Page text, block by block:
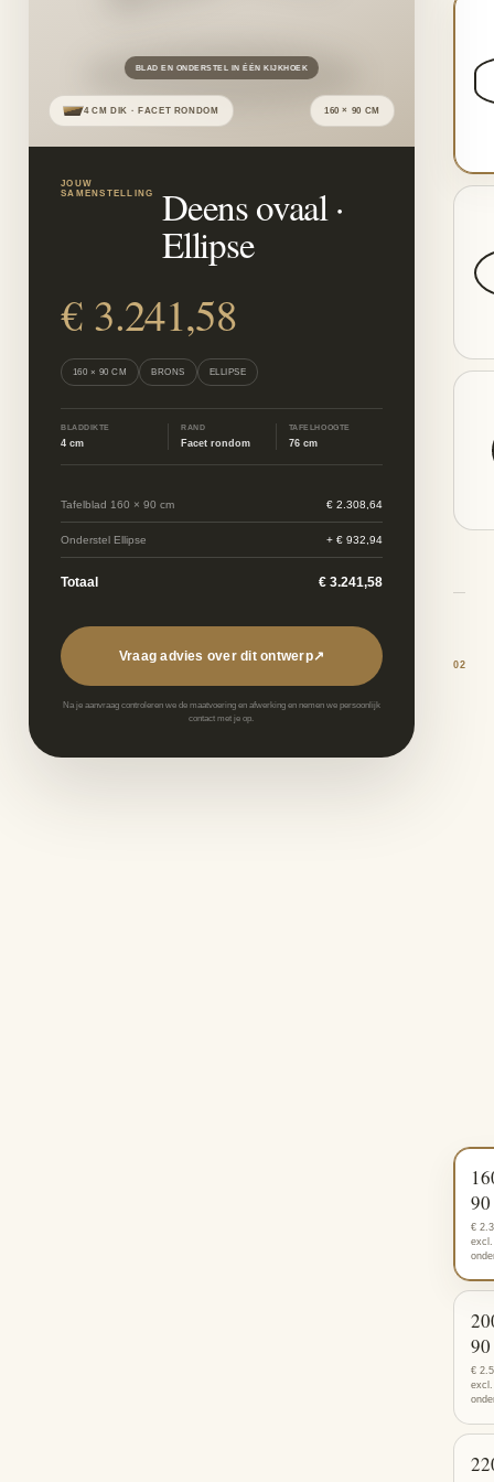
4 CM DIK · FACET RONDOM 160 × 90 CM
BLAD EN ONDERSTEL IN ÉÉN KIJKHOEK
JOUW
SAMENSTELLING
Deens ovaal·
Ellipse
€ 3.241,58
160 × 90 CM BRONS ELLIPSE
BLADDIKTE
4 cm
RAND
Facet rondom
TAFELHOOGTE
76 cm
Tafelblad 160 × 90 cm € 2.308,64
Onderstel Ellipse + € 932,94
Totaal € 3.241,58
Vraag advies over dit ontwerp↗
Na je aanvraag controleren we de maatvoering en afwerking en nemen we persoonlijk
contact met je op.
02
90
€
excl.
90
€
excl.